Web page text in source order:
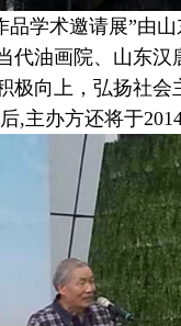
品学术邀请展”由
代油画院、山东
极向上，弘扬社
,主办方还将于